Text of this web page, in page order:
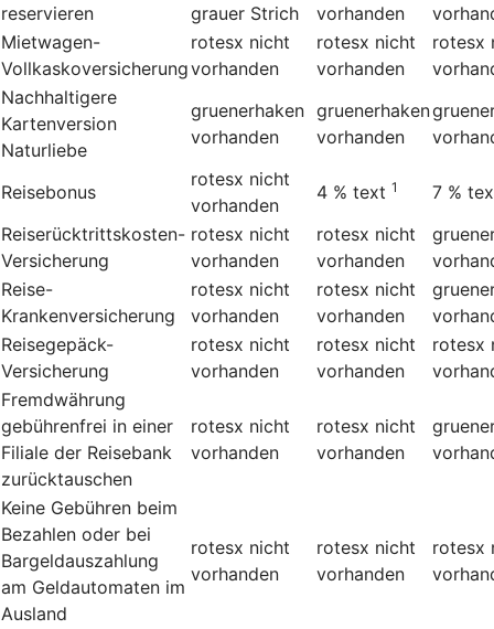
reservieren
grauer Strich
vorhanden
Mietwagen-
Vollkaskoversicherung
rotesx nicht
vorhanden
rotesx nicht
vorhanden
rotesx
Nachhaltigere
Kartenversion
Naturliebe
gruenerhaken
vorhanden
gruenerhaken
vorhanden
Reisebonus
rotesx nicht
vorhanden
4 % text 1 7 %
Reiserücktrittskosten-
Versicherung
rotesx nicht
vorhanden
rotesx nicht
vorhanden
Reise-
Krankenversicherung
rotesx nicht
vorhanden
rotesx nicht
vorhanden
Reisegepäck-
Versicherung
rotesx nicht
vorhanden
rotesx nicht
vorhanden
rotesx
Fremdwährung
gebührenfrei in einer
Filiale der Reisebank
zurücktauschen
rotesx nicht
vorhanden
rotesx nicht
vorhanden
Keine Gebühren beim
Bezahlen oder bei
Bargeldauszahlung
am Geldautomaten im
Ausland
rotesx nicht
vorhanden
rotesx nicht
vorhanden
rotesx